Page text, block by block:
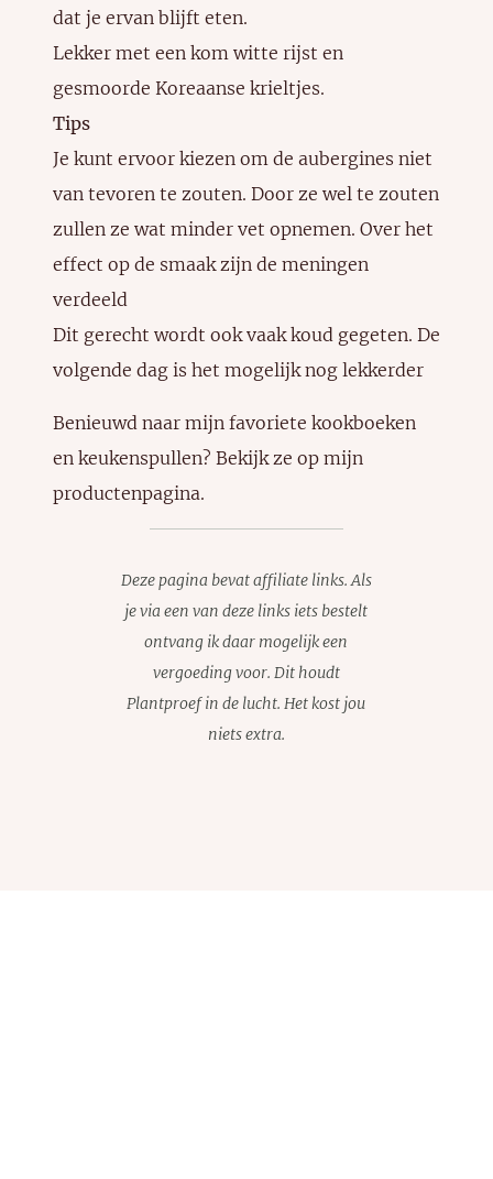
dat je ervan blijft eten.
Lekker met een kom witte rijst en
gesmoorde Koreaanse krieltjes.
Tips
Je kunt ervoor kiezen om de aubergines niet
van tevoren te zouten. Door ze wel te zouten
zullen ze wat minder vet opnemen. Over het
effect op de smaak zijn de meningen
verdeeld
Dit gerecht wordt ook vaak koud gegeten. De
volgende dag is het mogelijk nog lekkerder
Benieuwd naar mijn favoriete kookboeken
en keukenspullen? Bekijk ze op mijn
productenpagina.
Deze pagina bevat affiliate links. Als
je via een van deze links iets bestelt
ontvang ik daar mogelijk een
vergoeding voor. Dit houdt
Plantproef in de lucht. Het kost jou
niets extra.